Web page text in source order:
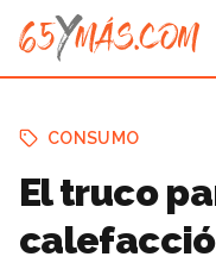
CONSUMO
El truco